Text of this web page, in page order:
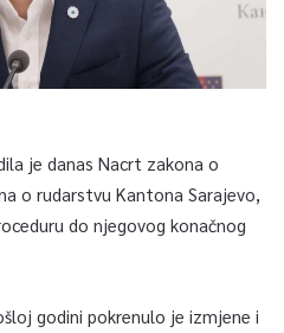
je danas Nacrt zakona o
o rudarstvu Kantona Sarajevo,
do njegovog konačnog
godini pokrenulo je izmjene i